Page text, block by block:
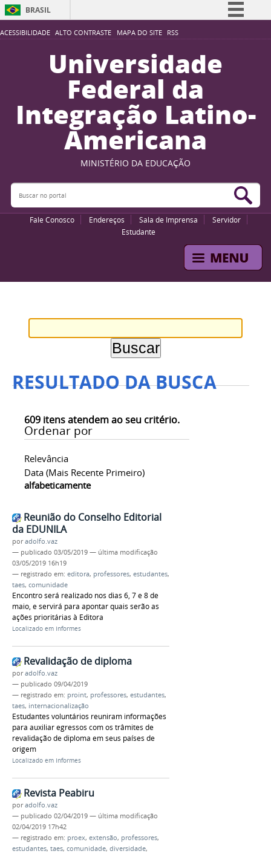
ACESSIBILIDADE ALTO CONTRASTE MAPA DO SITE RSS
BRASIL
Simplifique!
Participe
Acesso à informação
Legislação
Canais
Universidade
Federal da
Integração Latino-
Americana
MINISTÉRIO DA EDUCAÇÃO
Buscar no portal
Fale Conosco Endereços Sala de Imprensa
Servidor
Estudante
RESULTADO DA BUSCA
609 itens atendem ao seu critério.
Ordenar por
Relevância
Data (mais Recente Primeiro)
alfabeticamente
Reunião do Conselho Editorial
da EDUNILA
poradolfo.vaz
— publicado 03/05/2019 — última modificação
03/05/2019 16h19
— registrado em: editora, professores, estudantes,
taes, comunidade
Encontro será realizado nos dias 6, 7 e 8 de
maio, e servirá para apontar quais serão as
ações prioritárias à Editora
Localizado em Informes
Revalidação de diploma
poradolfo.vaz
— publicado 09/04/2019
— registrado em: proint, professores, estudantes,
taes, internacionalização
Estudantes voluntários reuniram informações
para auxiliar egressos com os trâmites de
revalidação de diploma em seus países de
origem
Localizado em Informes
Revista Peabiru
poradolfo.vaz
— publicado 02/04/2019 — última modificação
02/04/2019 17h42
— registrado em: proex, extensão, professores,
estudantes, taes, comunidade, diversidade,